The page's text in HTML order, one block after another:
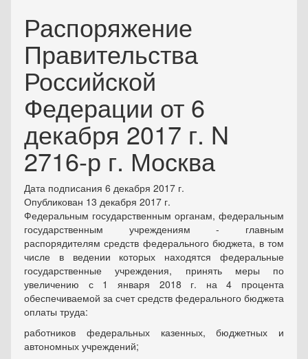
Распоряжение
Правительства
Российской
Федерации от 6
декабря 2017 г. N
2716-р г. Москва
Дата подписания 6 декабря 2017 г.
Опубликован 13 декабря 2017 г.
Федеральным государственным органам, федеральным
государственным учреждениям - главным
распорядителям средств федерального бюджета, в том
числе в ведении которых находятся федеральные
государственные учреждения, принять меры по
увеличению с 1 января 2018 г. на 4 процента
обеспечиваемой за счет средств федерального бюджета
оплаты труда:
работников федеральных казенных, бюджетных и
автономных учреждений;